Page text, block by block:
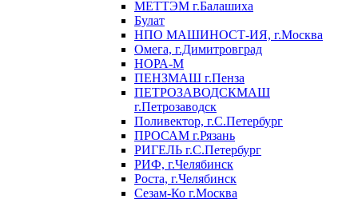
МЕТТЭМ г.Балашиха
Булат
НПО МАШИНОСТ-ИЯ, г.Москва
Омега, г.Димитровград
НОРА-М
ПЕНЗМАШ г.Пенза
ПЕТРОЗАВОДСКМАШ
г.Петрозаводск
Поливектор, г.С.Петербург
ПРОСАМ г.Рязань
РИГЕЛЬ г.С.Петербург
РИФ, г.Челябинск
Роста, г.Челябинск
Сезам-Ко г.Москва